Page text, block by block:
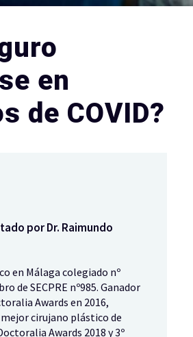
en
de COVID?
por Dr. Raimundo
en Málaga colegiado nº
de SECPRE nº985. Ganador
Awards en 2016,
cirujano plástico de
Awards 2018 y 3º